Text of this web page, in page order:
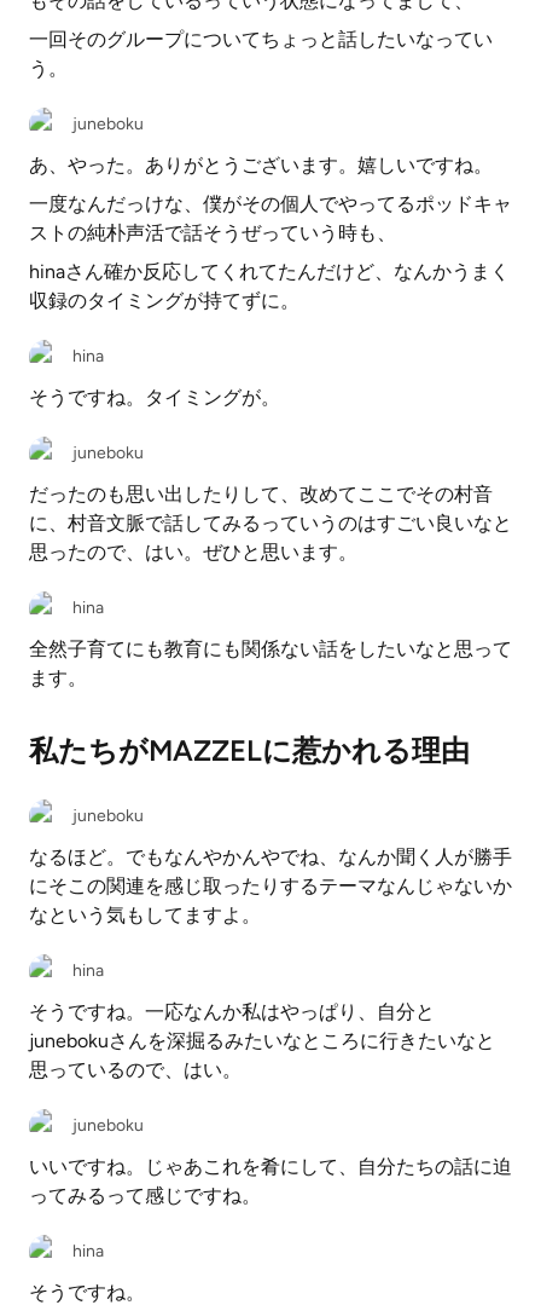
一回そのグループについてちょっと話したいなってい
う。
juneboku
あ、やった。ありがとうございます。嬉しいですね。
一度なんだっけな、僕がその個人でやってるポッドキャ
ストの純朴声活で話そうぜっていう時も、
hinaさん確か反応してくれてたんだけど、なんかうまく
収録のタイミングが持てずに。
hina
そうですね。タイミングが。
juneboku
だったのも思い出したりして、改めてここでその村音
に、村音文脈で話してみるっていうのはすごい良いなと
思ったので、はい。ぜひと思います。
hina
全然子育てにも教育にも関係ない話をしたいなと思って
ます。
私たちがMAZZELに惹かれる理由
juneboku
なるほど。でもなんやかんやでね、なんか聞く人が勝手
にそこの関連を感じ取ったりするテーマなんじゃないか
なという気もしてますよ。
hina
そうですね。一応なんか私はやっぱり、自分と
junebokuさんを深掘るみたいなところに行きたいなと
思っているので、はい。
juneboku
いいですね。じゃあこれを肴にして、自分たちの話に迫
ってみるって感じですね。
hina
そうですね。